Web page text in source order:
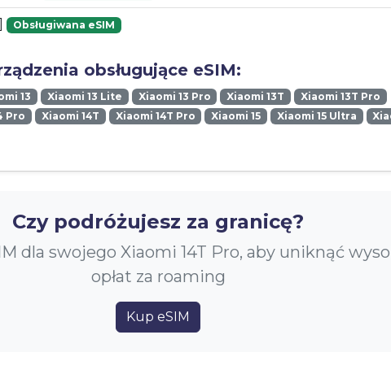
Obsługiwana eSIM
obsługujące eSIM:
13 Xiaomi 13 Lite Xiaomi 13 Pro Xiaomi 13T
Xiaomi 13T Pro
Pro Xiaomi 14T Xiaomi 14T Pro Xiaomi 15 Xiaomi 15 Ultra
Czy podróżujesz za granicę?
dla swojego Xiaomi 14T Pro, aby uniknąć
opłat za roaming
Kup eSIM